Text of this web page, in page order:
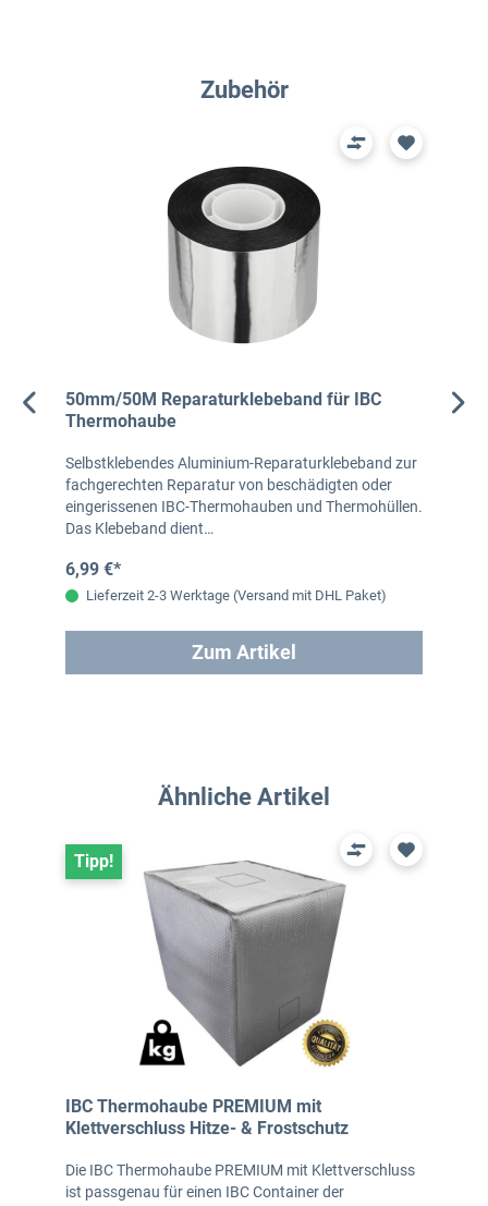
Produktgalerie überspringen
Zubehör
50mm/50M Reparaturklebeband für IBC
Thermohaube
Selbstklebendes Aluminium-Reparaturklebeband zur
fachgerechten Reparatur von beschädigten oder
eingerissenen IBC-Thermohauben und Thermohüllen.
Das Klebeband dient…
6,99 €*
Lieferzeit 2-3 Werktage (Versand mit DHL Paket)
Zum Artikel
Produktgalerie überspringen
Ähnliche Artikel
Tipp!
IBC Thermohaube PREMIUM mit
Klettverschluss Hitze- & Frostschutz
Die IBC Thermohaube PREMIUM mit Klettverschluss
ist passgenau für einen IBC Container der